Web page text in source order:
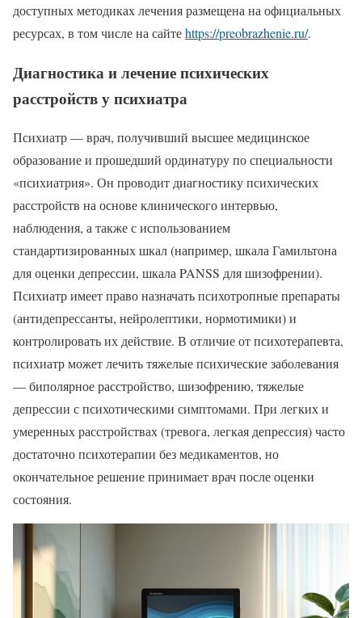
доступных методиках лечения размещена на официальных
ресурсах, в том числе на сайтеhttps://preobrazhenie.ru/.
Диагностика и лечение психических
расстройств у психиатра
Психиатр — врач, получивший высшее медицинское
образование и прошедший ординатуру по специальности
«психиатрия». Он проводит диагностику психических
расстройств на основе клинического интервью,
наблюдения, а также с использованием
стандартизированных шкал (например, шкала Гамильтона
для оценки депрессии, шкала PANSS для шизофрении).
Психиатр имеет право назначать психотропные препараты
(антидепрессанты, нейролептики, нормотимики) и
контролировать их действие. В отличие от психотерапевта,
психиатр может лечить тяжелые психические заболевания
— биполярное расстройство, шизофрению, тяжелые
депрессии с психотическими симптомами. При легких и
умеренных расстройствах (тревога, легкая депрессия) часто
достаточно психотерапии без медикаментов, но
окончательное решение принимает врач после оценки
состояния.